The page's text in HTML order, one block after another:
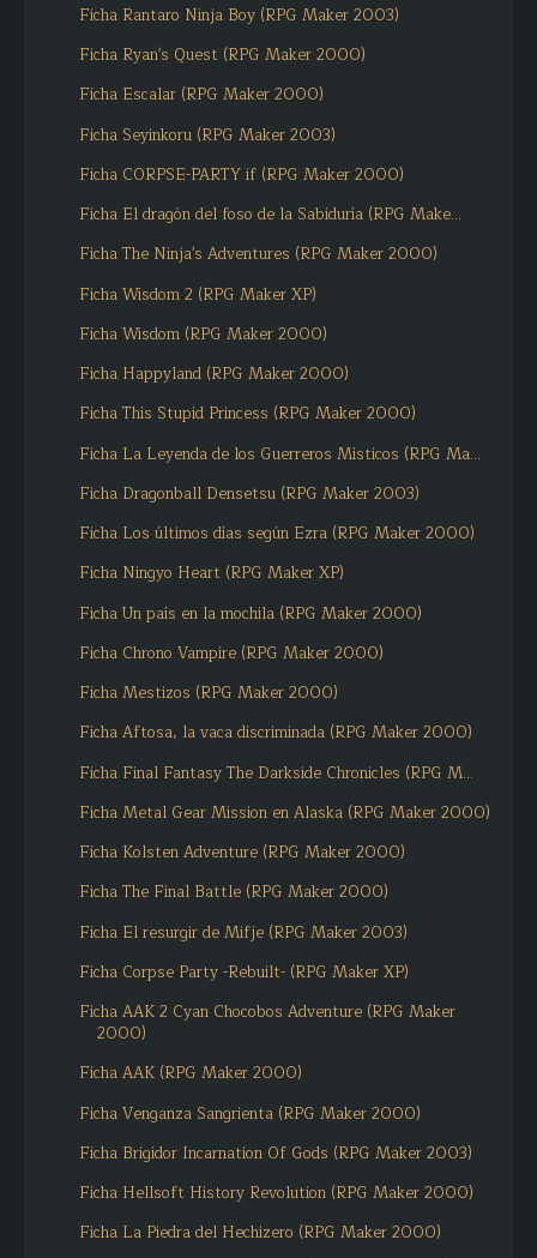
Ficha Rantaro Ninja Boy (RPG Maker 2003)
Ficha Ryan's Quest (RPG Maker 2000)
Ficha Escalar (RPG Maker 2000)
Ficha Seyinkoru (RPG Maker 2003)
Ficha CORPSE-PARTY if (RPG Maker 2000)
Ficha El dragón del foso de la Sabiduría (RPG Make...
Ficha The Ninja's Adventures (RPG Maker 2000)
Ficha Wisdom 2 (RPG Maker XP)
Ficha Wisdom (RPG Maker 2000)
Ficha Happyland (RPG Maker 2000)
Ficha This Stupid Princess (RPG Maker 2000)
Ficha La Leyenda de los Guerreros Místicos (RPG Ma...
Ficha Dragonball Densetsu (RPG Maker 2003)
Ficha Los últimos días según Ezra (RPG Maker 2000)
Ficha Ningyo Heart (RPG Maker XP)
Ficha Un país en la mochila (RPG Maker 2000)
Ficha Chrono Vampire (RPG Maker 2000)
Ficha Mestizos (RPG Maker 2000)
Ficha Aftosa, la vaca discriminada (RPG Maker 2000)
Ficha Final Fantasy The Darkside Chronicles (RPG M...
Ficha Metal Gear Mission en Alaska (RPG Maker 2000)
Ficha Kolsten Adventure (RPG Maker 2000)
Ficha The Final Battle (RPG Maker 2000)
Ficha El resurgir de Mifje (RPG Maker 2003)
Ficha Corpse Party -Rebuilt- (RPG Maker XP)
Ficha AAK 2 Cyan Chocobos Adventure (RPG Maker
2000)
Ficha AAK (RPG Maker 2000)
Ficha Venganza Sangrienta (RPG Maker 2000)
Ficha Brigidor Incarnation Of Gods (RPG Maker 2003)
Ficha Hellsoft History Revolution (RPG Maker 2000)
Ficha La Piedra del Hechizero (RPG Maker 2000)